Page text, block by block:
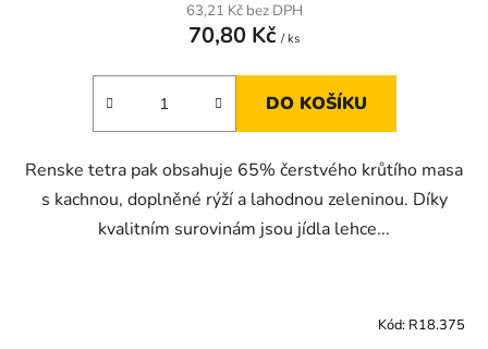
63,21 Kč bez DPH
70,80 Kč / ks
DO KOŠÍKU
Renske tetra pak obsahuje 65% čerstvého krůtího masa
s kachnou, doplněné rýží a lahodnou zeleninou. Díky
kvalitním surovinám jsou jídla lehce...
Kód: R18.375